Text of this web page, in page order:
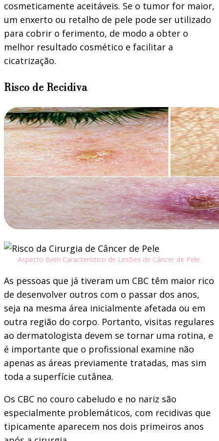
cosmeticamente aceitáveis. Se o tumor for maior,
um enxerto ou retalho de pele pode ser utilizado
para cobrir o ferimento, de modo a obter o
melhor resultado cosmético e facilitar a
cicatrização.
Risco de Recidiva
Aspecto Bem Característico de Lesões de Câncer de Pele.
As pessoas que já tiveram um CBC têm maior rico
de desenvolver outros com o passar dos anos,
seja na mesma área inicialmente afetada ou em
outra região do corpo. Portanto, visitas regulares
ao dermatologista devem se tornar uma rotina, e
é importante que o profissional examine não
apenas as áreas previamente tratadas, mas sim
toda a superfície cutânea.
Os CBC no couro cabeludo e no nariz são
especialmente problemáticos, com recidivas que
tipicamente aparecem nos dois primeiros anos